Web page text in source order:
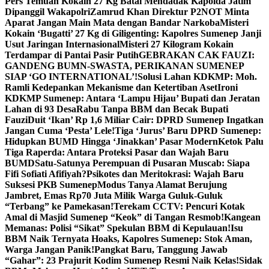
Dipanggil WakapolriZamrud Khan Direktur P2NOT Minta
Aparat Jangan Main Mata dengan Bandar NarkobaMisteri
Kokain ‘Bugatti’ 27 Kg di Giligenting: Kapolres Sumenep Janji
Usut Jaringan InternasionalMisteri 27 Kilogram Kokain
Terdampar di Pantai Pasir PutihGEBRAKAN CAK FAUZI:
GANDENG BUMN-SWASTA, PERIKANAN SUMENEP
SIAP ‘GO INTERNATIONAL’!Solusi Lahan KDKMP: Moh.
Ramli Kedepankan Mekanisme dan Ketertiban AsetIroni
KDKMP Sumenep: Antara ‘Lampu Hijau’ Bupati dan Jeratan
Lahan di 93 DesaRabu Tanpa BBM dan Becak Bupati
FauziDuit ‘Ikan’ Rp 1,6 Miliar Cair: DPRD Sumenep Ingatkan
Jangan Cuma ‘Pesta’ Lele!Tiga ‘Jurus’ Baru DPRD Sumenep:
Hidupkan BUMD Hingga ‘Jinakkan’ Pasar ModernKetok Palu
Tiga Raperda: Antara Proteksi Pasar dan Wajah Baru
BUMDSatu-Satunya Perempuan di Pusaran Muscab: Siapa
Fifi Sofiati Afifiyah?Psikotes dan Meritokrasi: Wajah Baru
Suksesi PKB SumenepModus Tanya Alamat Berujung
Jambret, Emas Rp70 Juta Milik Warga Guluk-Guluk
“Terbang” ke Pamekasan!Terekam CCTV: Pencuri Kotak
Amal di Masjid Sumenep “Keok” di Tangan Resmob!Kangean
Memanas: Polisi “Sikat” Spekulan BBM di Kepulauan!Isu
BBM Naik Ternyata Hoaks, Kapolres Sumenep: Stok Aman,
Warga Jangan Panik!Pangkat Baru, Tanggung Jawab
“Gahar”: 23 Prajurit Kodim Sumenep Resmi Naik Kelas!Sidak